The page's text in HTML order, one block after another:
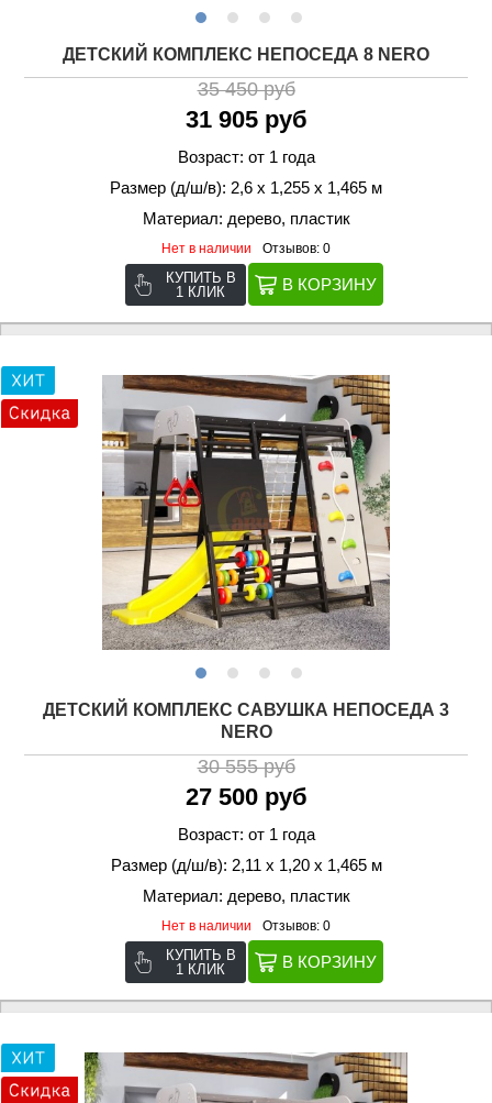
ДЕТСКИЙ КОМПЛЕКС НЕПОСЕДА 8 NERO
35 450 руб
31 905 руб
Возраст: от 1 года
Размер (д/ш/в): 2,6 х 1,255 х 1,465 м
Материал: дерево, пластик
Нет в наличии Отзывов: 0
КУПИТЬ В
1 КЛИК
ДЕТСКИЙ КОМПЛЕКС САВУШКА НЕПОСЕДА 3
NERO
30 555 руб
27 500 руб
Возраст: от 1 года
Размер (д/ш/в): 2,11 х 1,20 х 1,465 м
Материал: дерево, пластик
Нет в наличии Отзывов: 0
КУПИТЬ В
1 КЛИК